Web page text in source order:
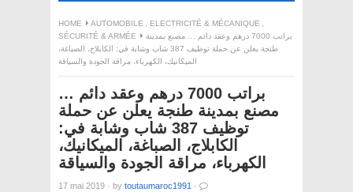
HOME AUTOMOBILE , ELECTRICITÉ & MÉCANIQUE ,
SÉCURITÉ & ARMÉE
براتب 7000 درهم وعقد دائم … مصنع بمدينة
طنجة يعلن عن حملة توظيف 387 شاب وشابة في: الكابلاج، الصباغة،
الميكانيك، الكهرباء، مراقة الجودة والسياقة
براتب 7000 درهم وعقد دائم …
مصنع بمدينة طنجة يعلن عن حملة
توظيف 387 شاب وشابة في:
الكابلاج، الصباغة، الميكانيك،
الكهرباء، مراقة الجودة والسياقة
17 mai 2019 · by toutaumaroc1991 ·